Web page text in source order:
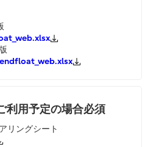
利用予定の場合必須
リングシート